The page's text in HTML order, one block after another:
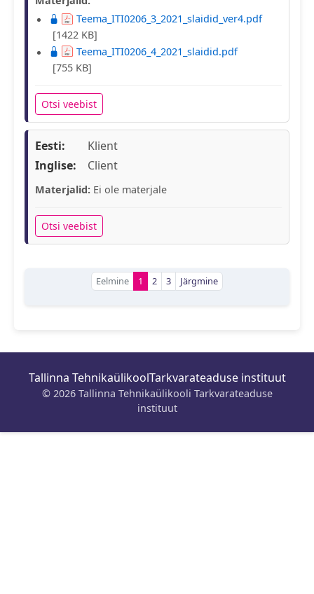
Teema_ITI0206_3_2021_slaidid_ver4.pdf
[1422 KB]
Teema_ITI0206_4_2021_slaidid.pdf
[755 KB]
Otsi veebist
Eesti:
Klient
Inglise:
Client
Materjalid: Ei ole materjale
Otsi veebist
Eelmine 1 2 3 Järgmine
Tallinna TehnikaülikoolTarkvarateaduse instituut
© 2026 Tallinna Tehnikaülikooli Tarkvarateaduse
instituut